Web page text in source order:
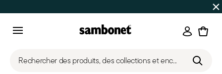
Jusqu'à 50% de réduction sur une
Rechercher des produits, des collections et enc...